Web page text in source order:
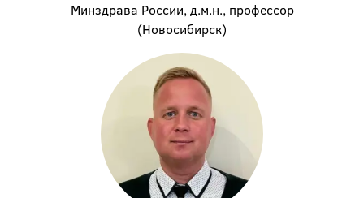
Минздрава России, д.м.н., профессор
(Новосибирск)